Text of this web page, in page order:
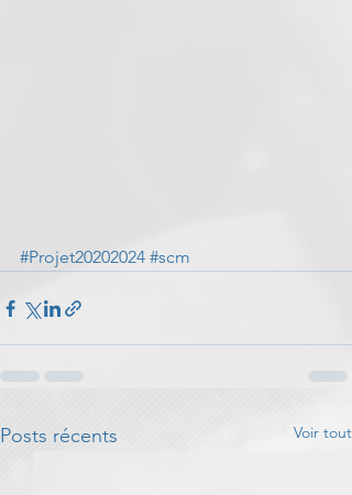
#Projet20202024 #scm
Posts récents Voir tout